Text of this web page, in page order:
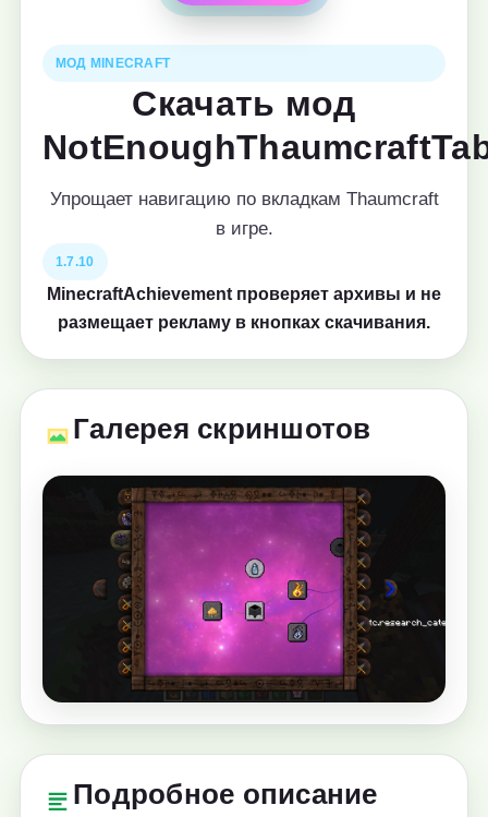
МОД MINECRAFT
Скачать мод
Упрощает навигацию по вкладкам Thaumcraft
в игре.
1.7.10
MinecraftAchievement проверяет архивы и не
размещает рекламу в кнопках скачивания.
Галерея скриншотов
Подробное описание